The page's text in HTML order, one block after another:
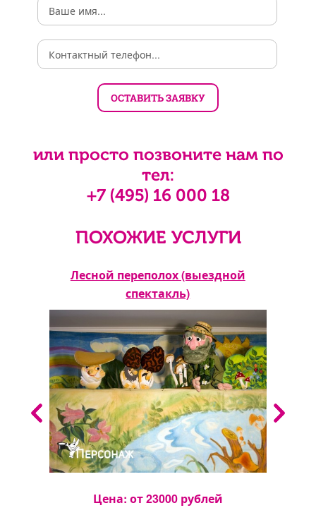
или просто позвоните нам по
тел:
+7 (495) 16 000 18
ПОХОЖИЕ УСЛУГИ
Лесной переполох (выездной
спектакль)
Цена: от23000рублей